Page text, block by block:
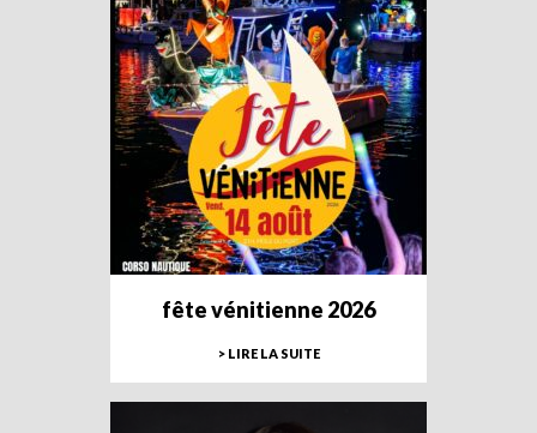
fête vénitienne 2026
> LIRE LA SUITE